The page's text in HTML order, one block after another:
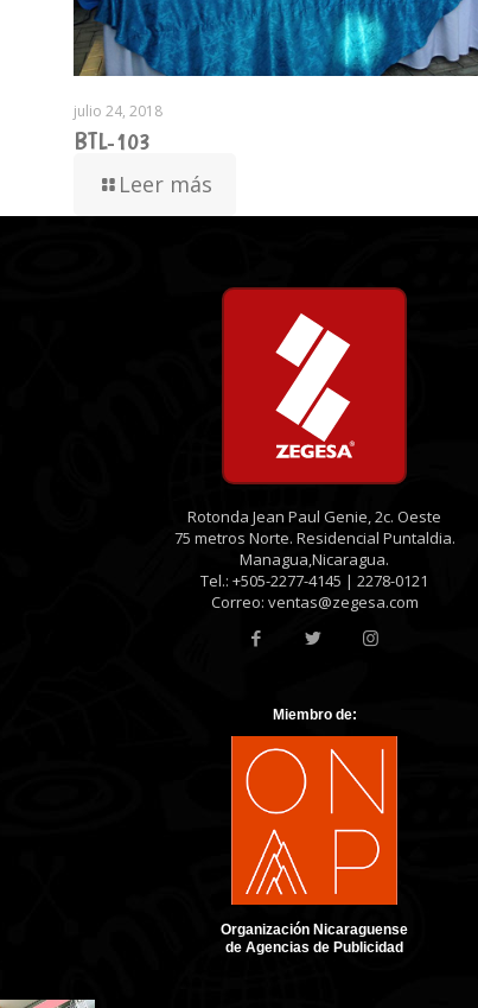
julio 24, 2018
BTL-103
Leer más
Rotonda Jean Paul Genie, 2c. Oeste
75 metros Norte. Residencial Puntaldia.
Managua,Nicaragua.
Tel.: +505-2277-4145 | 2278-0121
Correo: ventas@zegesa.com
Miembro de:
Organización Nicaraguense
de Agencias de Publicidad